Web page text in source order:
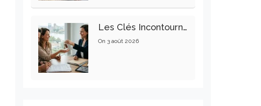
Les Clés Incontournables Pour Réussir Vos Transactions Immobilières
On 3 août 2026